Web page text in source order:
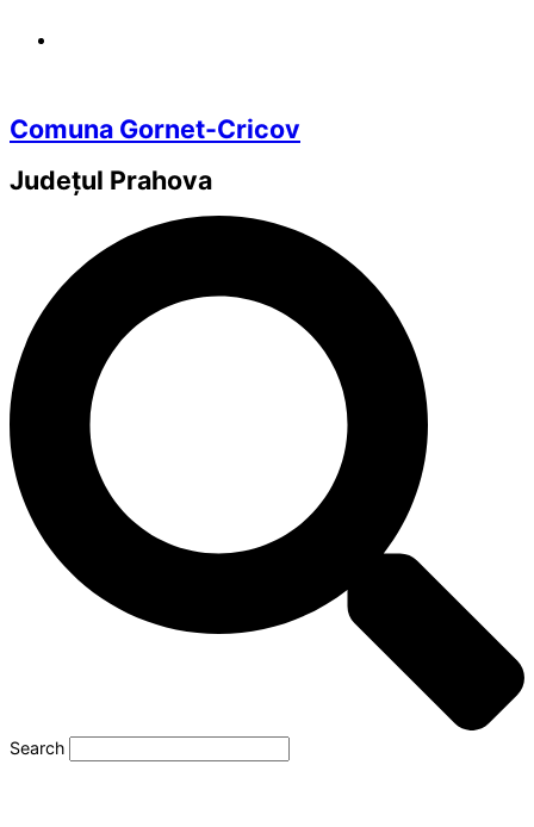
Comuna Gornet-Cricov
Județul Prahova
Search